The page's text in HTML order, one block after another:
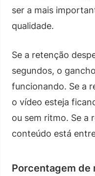
ser a mais
qualidade.
Se a retenção
segundos, o
funcionando. Se a
o vídeo esteja
ou sem ritmo. Se a
conteúdo está
Porcentagem de